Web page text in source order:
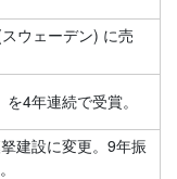
ウェーデン) に売
4年連続で受賞。
建設に変更。9年振